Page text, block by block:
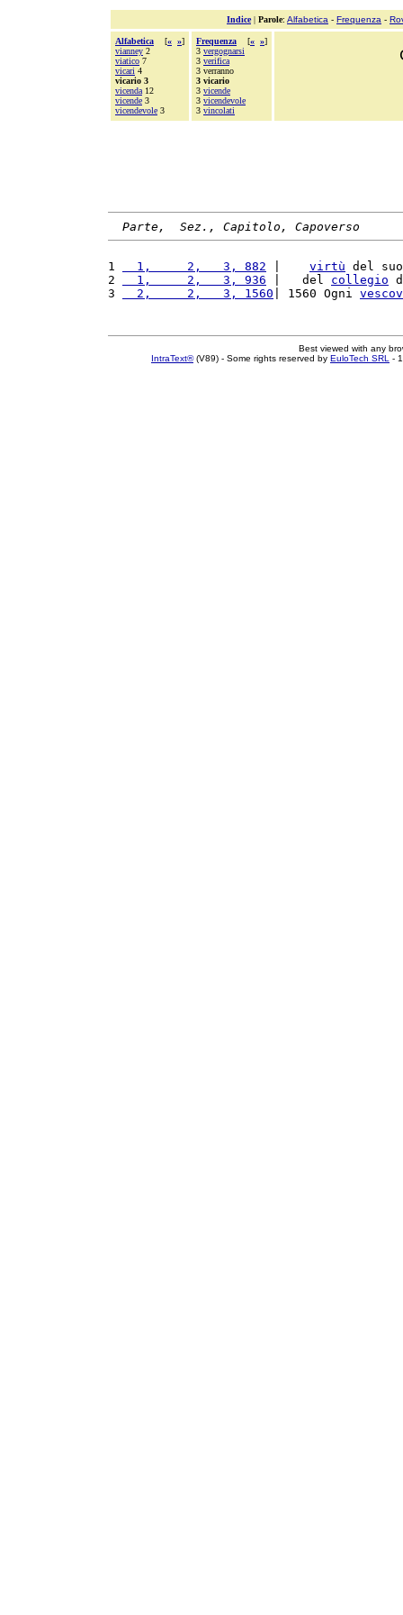
Indice| Parole: Alfabetica - Frequenza -
Alfabetica [« »]
vianney 2
viatico 7
vicari 4
vicario 3
vicenda 12
vicende 3
vicendevole 3
Frequenza [« »]
3 vergognarsi
3 verifica
3 verranno
3 vicario
3 vicende
3 vicendevole
3 vincolati
Parte,  Sez., Capitolo, Capoverso
1
  1,     2,   3, 882
virtù del
2
  1,     2,   3, 936
|   del collegio
3
  2,     2,   3, 1560
| 1560 Ogni
Best viewed with any
IntraText®(V89) - Some rights reserved by EuloTech SRL -